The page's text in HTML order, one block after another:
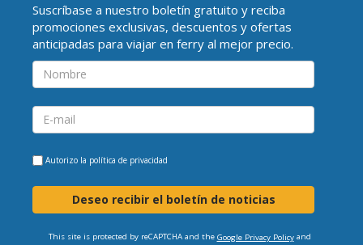
Suscríbase a nuestro boletín gratuito y reciba
promociones exclusivas, descuentos y ofertas
anticipadas para viajar en ferry al mejor precio.
Autorizo la política de privacidad
Deseo recibir el boletín de noticias
This site is protected by reCAPTCHA and the Google Privacy Policyand